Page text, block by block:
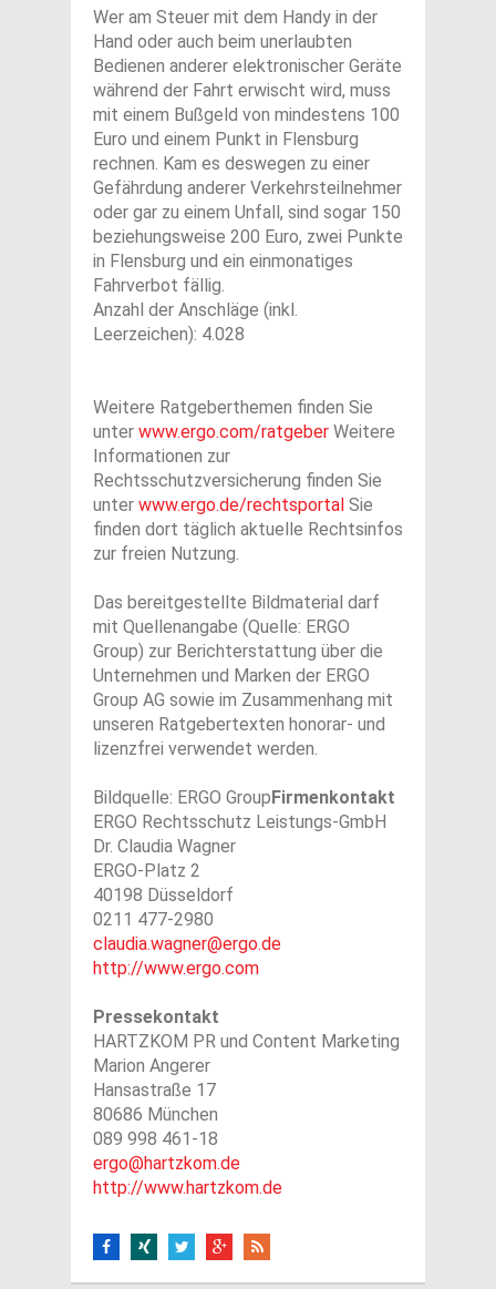
Wer am Steuer mit dem Handy in der
Hand oder auch beim unerlaubten
Bedienen anderer elektronischer Geräte
während der Fahrt erwischt wird, muss
mit einem Bußgeld von mindestens 100
Euro und einem Punkt in Flensburg
rechnen. Kam es deswegen zu einer
Gefährdung anderer Verkehrsteilnehmer
oder gar zu einem Unfall, sind sogar 150
beziehungsweise 200 Euro, zwei Punkte
in Flensburg und ein einmonatiges
Fahrverbot fällig.
Anzahl der Anschläge (inkl.
Leerzeichen): 4.028
Weitere Ratgeberthemen finden Sie
unter www.ergo.com/ratgeber Weitere
Informationen zur
Rechtsschutzversicherung finden Sie
unter www.ergo.de/rechtsportal Sie
finden dort täglich aktuelle Rechtsinfos
zur freien Nutzung.
Das bereitgestellte Bildmaterial darf
mit Quellenangabe (Quelle: ERGO
Group) zur Berichterstattung über die
Unternehmen und Marken der ERGO
Group AG sowie im Zusammenhang mit
unseren Ratgebertexten honorar- und
lizenzfrei verwendet werden.
Bildquelle: ERGO GroupFirmenkontakt
ERGO Rechtsschutz Leistungs-GmbH
Dr. Claudia Wagner
ERGO-Platz 2
40198 Düsseldorf
0211 477-2980
claudia.wagner@ergo.de
http://www.ergo.com
Pressekontakt
HARTZKOM PR und Content Marketing
Marion Angerer
Hansastraße 17
80686 München
089 998 461-18
ergo@hartzkom.de
http://www.hartzkom.de